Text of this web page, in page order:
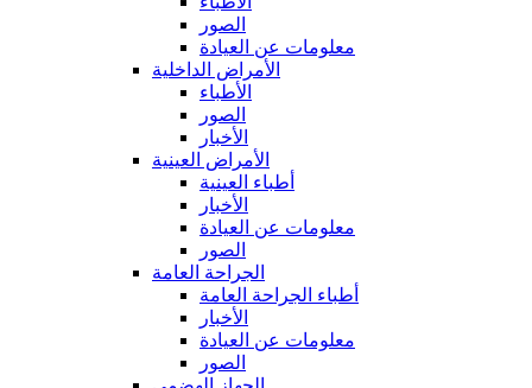
الصور
معلومات عن العيادة
الأمراض الداخلية
الأطباء
الصور
الأخبار
الأمراض العينية
أطباء العينية
الأخبار
معلومات عن العيادة
الصور
الجراحة العامة
أطباء الجراحة العامة
الأخبار
معلومات عن العيادة
الصور